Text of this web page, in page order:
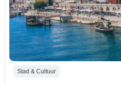
Stad & Cultuur